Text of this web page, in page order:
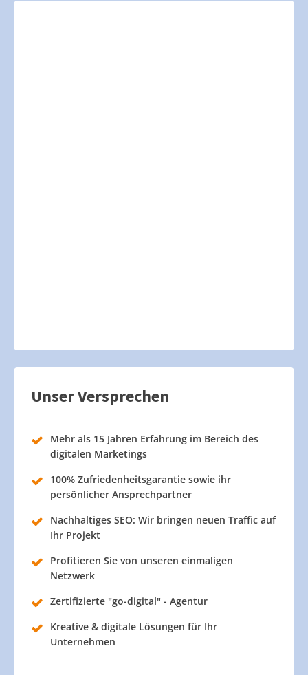
Unser Versprechen
Mehr als 15 Jahren Erfahrung im Bereich des
digitalen Marketings
100% Zufriedenheitsgarantie sowie ihr
persönlicher Ansprechpartner
Nachhaltiges SEO: Wir bringen neuen Traffic auf
Ihr Projekt
Profitieren Sie von unseren einmaligen
Netzwerk
Zertifizierte "go-digital" - Agentur
Kreative & digitale Lösungen für Ihr
Unternehmen